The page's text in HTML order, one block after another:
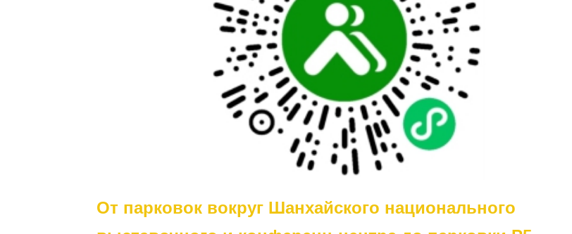
От парковок вокруг Шанхайского национального